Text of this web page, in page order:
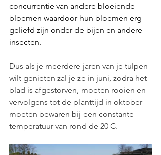
concurrentie van andere bloeiende
bloemen waardoor hun bloemen erg
geliefd zijn onder de bijen en andere
insecten.
Dus als je meerdere jaren van je tulpen
wilt genieten zal je ze in juni, zodra het
blad is afgestorven, moeten rooien en
vervolgens tot de planttijd in oktober
moeten bewaren bij een constante
temperatuur van rond de 20 C.